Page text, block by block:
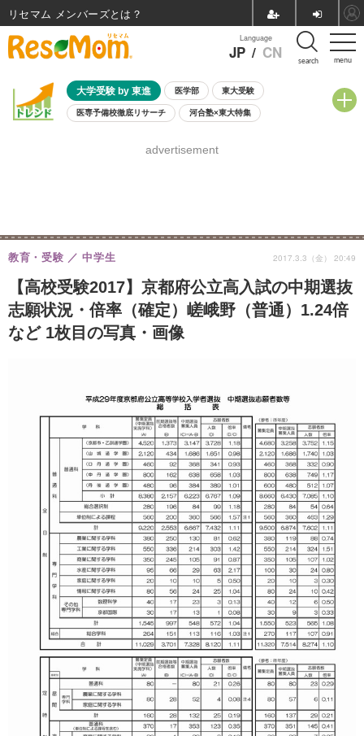
menu
Language
JP / CN search
大学受験 by 東進 医学部 東大受験
医専予備校徹底リサーチ 河合塾×東大特集
8月開催学校説明会・相談会
advertisement
【高校受験2017】京都府公立高入試の中期選抜
志願状況・倍率（確定）嵯峨野（普通）1.24倍
など 1枚目の写真・画像
教育・受験 中学生 2017.3.3（金） 20:49
リセマム メンバーズ